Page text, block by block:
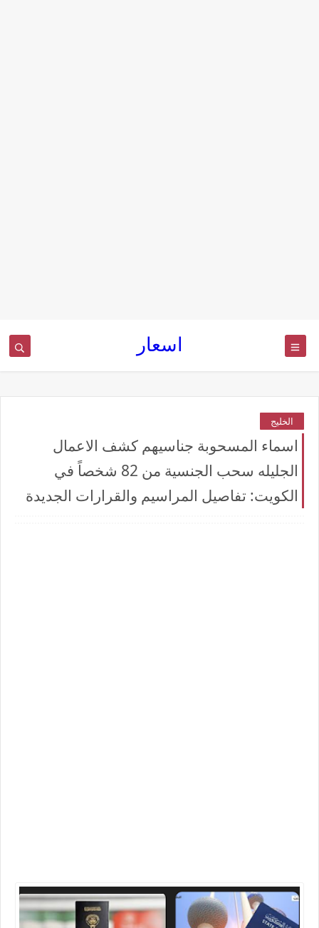
اسعار
الخليج
اسماء المسحوبة جناسيهم كشف الاعمال
الجليله سحب الجنسية من 82 شخصاً في
الكويت: تفاصيل المراسيم والقرارات الجديدة